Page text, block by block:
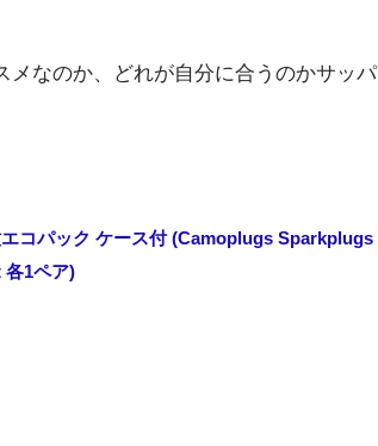
なのか、どれが自分に合うのかサッパ
コパック ケース付 (Camoplugs Sparkplugs
1ペア)